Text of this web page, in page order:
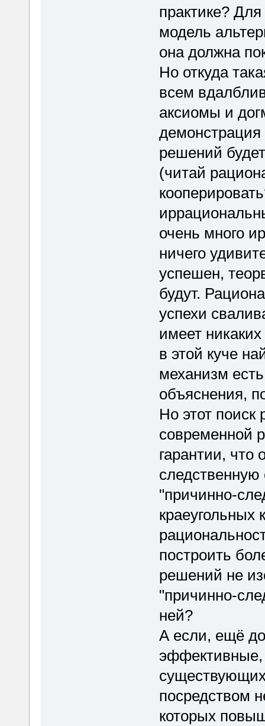
практике?
модель
она должна
Но откуда
всем
аксиомы и
решений
(читай
очень много
ничего
успешен,
будут.
успехи
имеет
в этой куче
механизм
объяснения,
Но этот поиск
современной
гарантии, что
"причинно-
краеугольных
построить
решений не
"причинно-
ней?
А если, ещё
эффективные,
посредством
которых